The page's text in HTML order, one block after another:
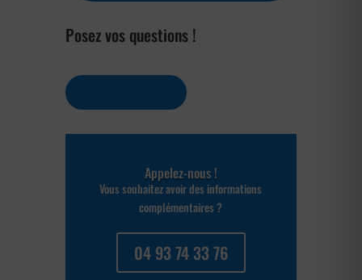
Posez vos questions !
Appelez-nous !
Vous souhaitez avoir des informations
complémentaires ?
04 93 74 33 76